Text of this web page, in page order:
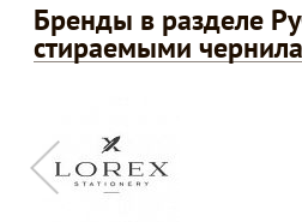
Бренды в разделе
стираемыми